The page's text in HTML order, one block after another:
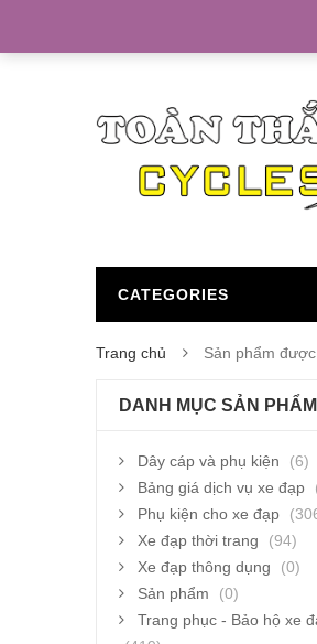
CATEGORIES
Trang chủ Sản phẩm được
DANH MỤC SẢN PHẨM
Dây cáp và phụ kiện
(6)
Bảng giá dịch vụ xe đạp
Phụ kiện cho xe đạp
Xe đạp thời trang
(94)
Xe đạp thông dụng
(0)
Sản phẩm
(0)
Trang phục - Bảo hộ xe